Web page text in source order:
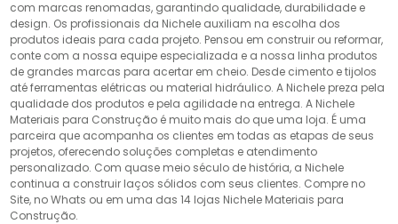
com marcas renomadas, garantindo qualidade, durabilidade e
design. Os profissionais da Nichele auxiliam na escolha dos
produtos ideais para cada projeto. Pensou em construir ou reformar,
conte com a nossa equipe especializada e a nossa linha produtos
de grandes marcas para acertar em cheio. Desde cimento e tijolos
até ferramentas elétricas ou material hidráulico. A Nichele preza pela
qualidade dos produtos e pela agilidade na entrega. A Nichele
Materiais para Construção é muito mais do que uma loja. É uma
parceira que acompanha os clientes em todas as etapas de seus
projetos, oferecendo soluções completas e atendimento
personalizado. Com quase meio século de história, a Nichele
continua a construir laços sólidos com seus clientes. Compre no
Site, no Whats ou em uma das 14 lojas Nichele Materiais para
Construção.